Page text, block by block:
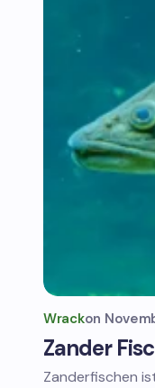
Wrackon
Zander
Zanderfischen